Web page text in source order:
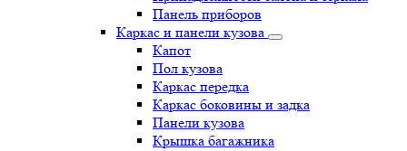
Панель приборов
Каркас и панели кузова
Капот
Пол кузова
Каркас передка
Каркас боковины и задка
Панели кузова
Крышка багажника